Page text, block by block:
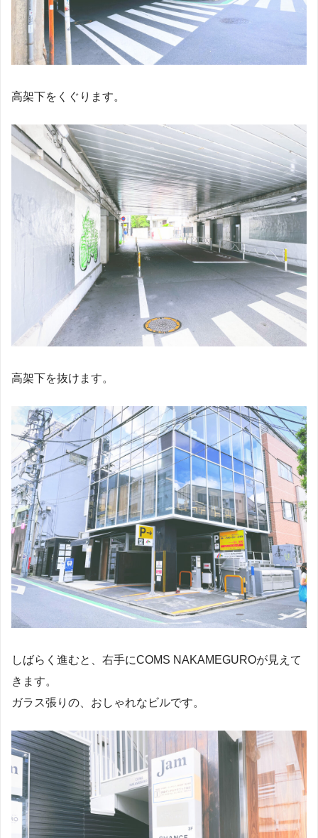
高架下をくぐります。
高架下を抜けます。
しばらく進むと、右手にCOMS NAKAMEGUROが見えて
きます。
ガラス張りの、おしゃれなビルです。